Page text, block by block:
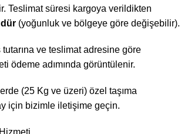
Teslimat süresi kargoya verildikten
(yoğunluk ve bölgeye göre değişebilir).
ve teslimat adresine göre
ödeme adımında görüntülenir.
(25 Kg ve üzeri) özel taşıma
için bizimle iletişime geçin.